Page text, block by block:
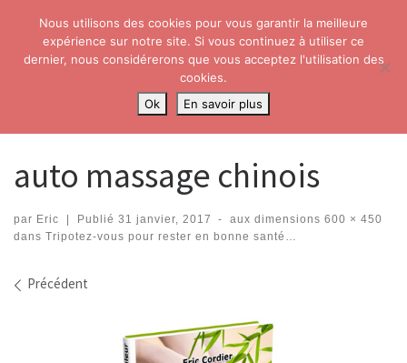
Skip to content
Search
Tripotez-vous pour rester en bonne santé…
auto massage chinois
par Eric | Publié 31 janvier, 2017 - aux dimensions 600 × 450
dans Tripotez-vous pour rester en bonne santé…
Navigation dans les images
Précédent
Nous utilisons des cookies pour vous garantir la meilleure
expérience sur notre site. Si vous continuez à utiliser ce
dernier, nous considérerons que vous acceptez l'utilisation des
cookies.
Ok
En savoir plus